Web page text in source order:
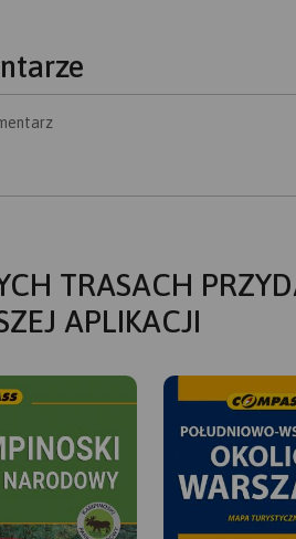
TRASACH
APLIKACJI